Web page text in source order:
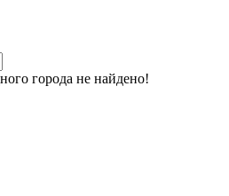
города не найдено!